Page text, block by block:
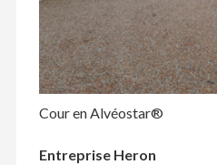
Cour en Alvéostar®
Entreprise Heron